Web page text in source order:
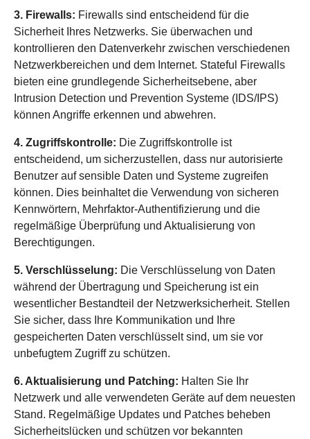
3. Firewalls: Firewalls sind entscheidend für die
Sicherheit Ihres Netzwerks. Sie überwachen und
kontrollieren den Datenverkehr zwischen verschiedenen
Netzwerkbereichen und dem Internet. Stateful Firewalls
bieten eine grundlegende Sicherheitsebene, aber
Intrusion Detection und Prevention Systeme (IDS/IPS)
können Angriffe erkennen und abwehren.
4. Zugriffskontrolle: Die Zugriffskontrolle ist
entscheidend, um sicherzustellen, dass nur autorisierte
Benutzer auf sensible Daten und Systeme zugreifen
können. Dies beinhaltet die Verwendung von sicheren
Kennwörtern, Mehrfaktor-Authentifizierung und die
regelmäßige Überprüfung und Aktualisierung von
Berechtigungen.
5. Verschlüsselung: Die Verschlüsselung von Daten
während der Übertragung und Speicherung ist ein
wesentlicher Bestandteil der Netzwerksicherheit. Stellen
Sie sicher, dass Ihre Kommunikation und Ihre
gespeicherten Daten verschlüsselt sind, um sie vor
unbefugtem Zugriff zu schützen.
6. Aktualisierung und Patching: Halten Sie Ihr
Netzwerk und alle verwendeten Geräte auf dem neuesten
Stand. Regelmäßige Updates und Patches beheben
Sicherheitslücken und schützen vor bekannten